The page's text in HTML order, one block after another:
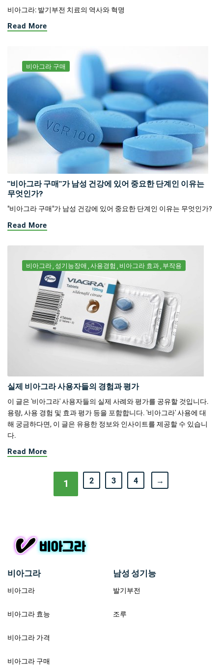
비아그라: 발기부전 치료의 역사와 혁명
Read More
비아그라 구매
"비아그라 구매"가 남성 건강에 있어 중요한 단계인 이유는
무엇인가?
"비아그라 구매"가 남성 건강에 있어 중요한 단계인 이유는 무엇인가?
Read More
비아그라 성기능장애 사용경험 비아그라 효과 부작용
실제 비아그라 사용자들의 경험과 평가
이 글은 '비아그라' 사용자들의 실제 사례와 평가를 공유할 것입니다.
용량, 사용 경험 및 효과 평가 등을 포함합니다. '비아그라' 사용에 대
해 궁금하다면, 이 글은 유용한 정보와 인사이트를 제공할 수 있습니
다.
Read More
1 2 3 4 →
비아그라
비아그라
비아그라 효능
비아그라 가격
비아그라 구매
남성 성기능
발기부전
조루